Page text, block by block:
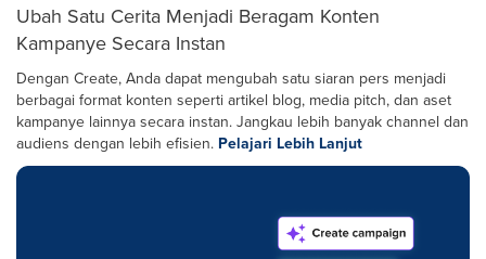
Ubah Satu Cerita Menjadi Beragam Konten
Kampanye Secara Instan
Dengan Create, Anda dapat mengubah satu siaran pers menjadi
berbagai format konten seperti artikel blog, media pitch, dan aset
kampanye lainnya secara instan. Jangkau lebih banyak channel dan
audiens dengan lebih efisien. Pelajari Lebih Lanjut